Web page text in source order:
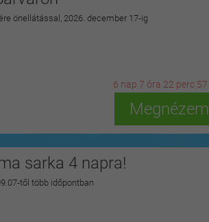
önellátással, 2026. december 17-ig
6 nap 7 óra 22 perc 55
Megnézem
sarka 4 napra!
től több időpontban